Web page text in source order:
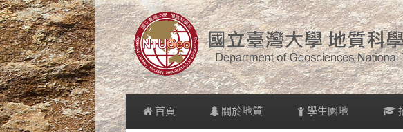
首頁 關於地質 學生園地